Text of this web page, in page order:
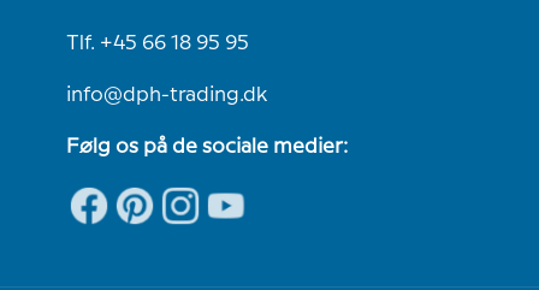
Tlf. +45 66 18 95 95
info@dph-trading.dk
Følg os på de sociale medier: